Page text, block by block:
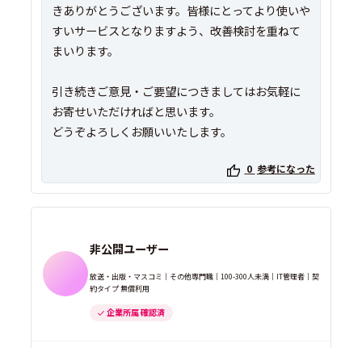
きありがとうございます。皆様にとってより使いや
すいサービスとなりますよう、改善検討を重ねて
まいります。
引き続きご意見・ご要望につきましてはお気軽に
お寄せいただければと思います。
どうぞよろしくお願いいたします。
0 参考になった
非公開ユーザー
放送・出版・マスコミ｜その他専門職｜100-300人未満｜IT管理者｜契
約タイプ 無償利用
企業所属 確認済